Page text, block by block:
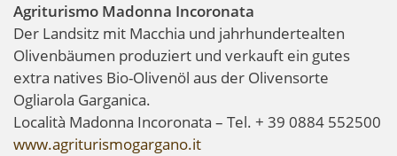
Agriturismo Madonna Incoronata
Der Landsitz mit Macchia und jahrhundertealten
Olivenbäumen produziert und verkauft ein gutes
extra natives Bio-Olivenöl aus der Olivensorte
Ogliarola Garganica.
Località Madonna Incoronata – Tel. + 39 0884 552500
www.agriturismogargano.it